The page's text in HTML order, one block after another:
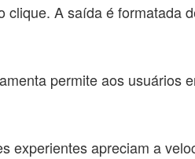
A saída é formatada
permite aos usuários
experientes apreciam a